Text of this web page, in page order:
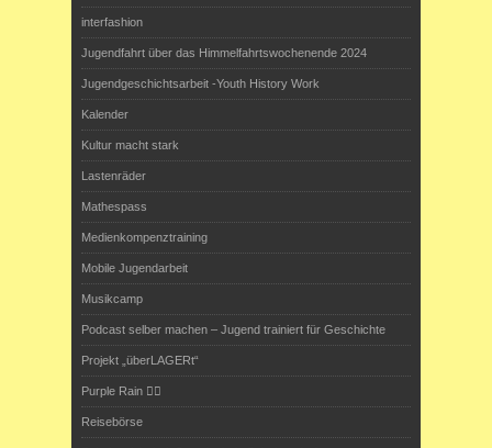
interfashion
Jugendfahrt über das Himmelfahrtswochenende 2024
Jugendgeschichtsarbeit -Youth History Work
Kalender
Kultur macht stark
Lastenräder
Mathespass
Medienkompenztraining
Mobile Jugendarbeit
Musikcamp
Podcast selber machen – Jugend trainiert für Geschichte
Projekt „überLAGERt“
Purple Rain 🏳️‍🌈
Reisebörse